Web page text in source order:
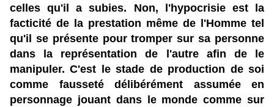
celles qu'il a subies. Non, l'hypocrisie est la
facticité de la prestation même de l'Homme tel
qu'il se présente pour tromper sur sa personne
dans la représentation de l'autre afin de le
manipuler. C'est le stade de production de soi
comme fausseté délibérément assumée en
personnage jouant dans le monde comme sur